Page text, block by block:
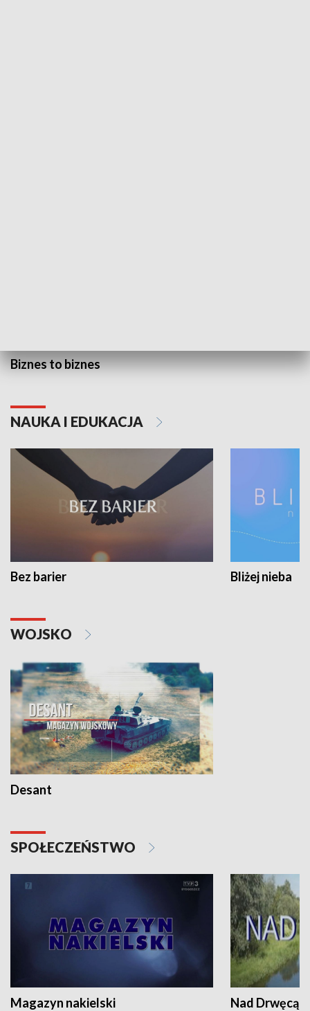
Biznes to biznes
NAUKA I EDUKACJA
Bez barier Bliżej nieba
WOJSKO
Desant
SPOŁECZEŃSTWO
Magazyn nakielski Nad Drwęcą